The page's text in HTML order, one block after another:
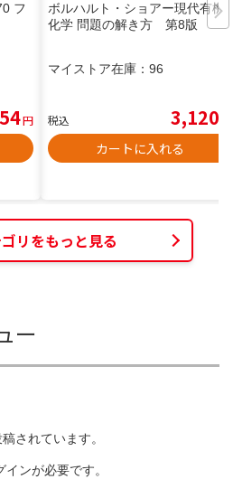
フ
円
ボルハルト・ショアー現代有機
化学 問題の解き方 第8版
マイストア在庫： 96
税込 3,120
カートに入れる
リをもっと見る
ー
されています。
インが必要です。